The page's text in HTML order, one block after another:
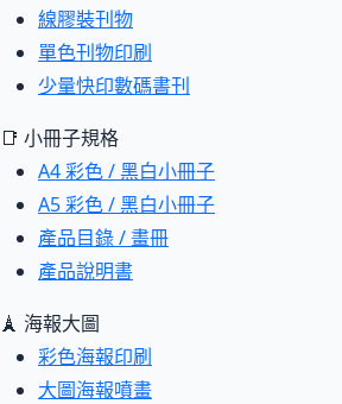
線膠裝刊物
單色刊物印刷
少量快印數碼書刊
📑 小冊子規格
A4 彩色 / 黑白小冊子
A5 彩色 / 黑白小冊子
產品目錄 / 畫冊
產品說明書
🗼 海報大圖
彩色海報印刷
大圖海報噴畫